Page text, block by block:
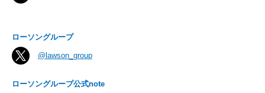
ローソングループ
@lawson_group
ローソングループ公式note